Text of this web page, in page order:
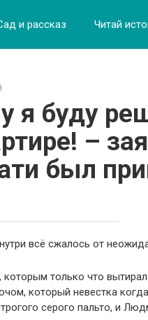
и рассказ Читай
я буду
–
был
всё сжалось от
которым только что
который невестка
серого пальто, и